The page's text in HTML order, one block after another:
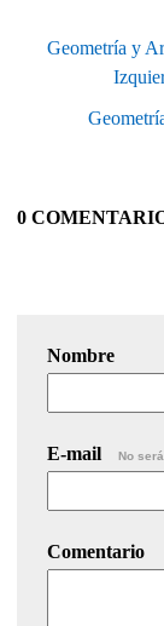
Geometría y
0
Nombre
E-mail No
Comentario